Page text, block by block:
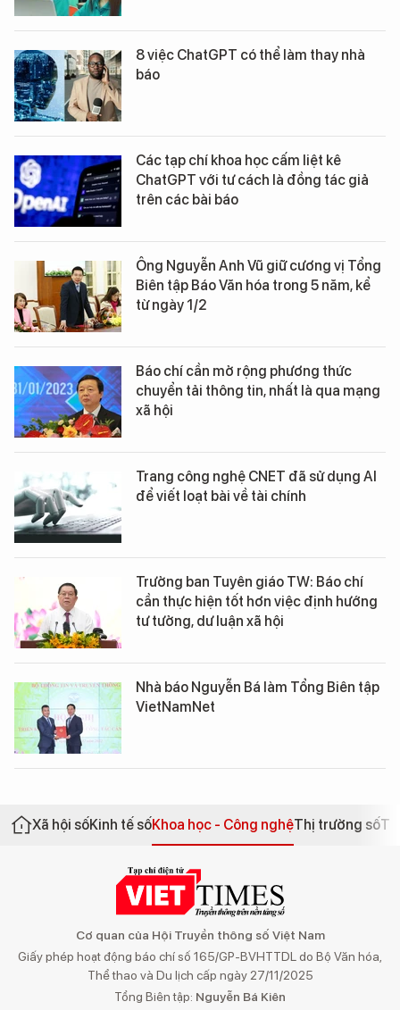
8 việc ChatGPT có thể làm thay nhà
báo
Các tạp chí khoa học cấm liệt kê
ChatGPT với tư cách là đồng tác giả
trên các bài báo
Ông Nguyễn Anh Vũ giữ cương vị Tổng
Biên tập Báo Văn hóa trong 5 năm, kể
từ ngày 1/2
Báo chí cần mở rộng phương thức
chuyển tải thông tin, nhất là qua mạng
xã hội
Trang công nghệ CNET đã sử dụng AI
để viết loạt bài về tài chính
Trưởng ban Tuyên giáo TW: Báo chí
cần thực hiện tốt hơn việc định hướng
tư tưởng, dư luận xã hội
Nhà báo Nguyễn Bá làm Tổng Biên tập
VietNamNet
Xã hội sốKinh tế sốKhoa học - Công nghệThị trường số
Cơ quan của Hội Truyền thông số Việt Nam
Giấy phép hoạt động báo chí số 165/GP-BVHTTDL do Bộ Văn hóa,
Thể thao và Du lịch cấp ngày 27/11/2025
Tổng Biên tập: Nguyễn Bá Kiên